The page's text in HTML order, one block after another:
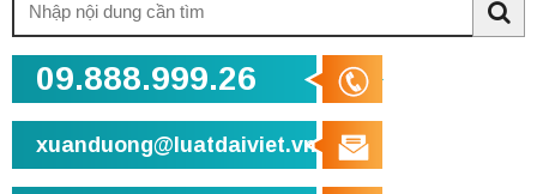
kiếm:
09.888.999.26
xuanduong@luatdaiviet.vn